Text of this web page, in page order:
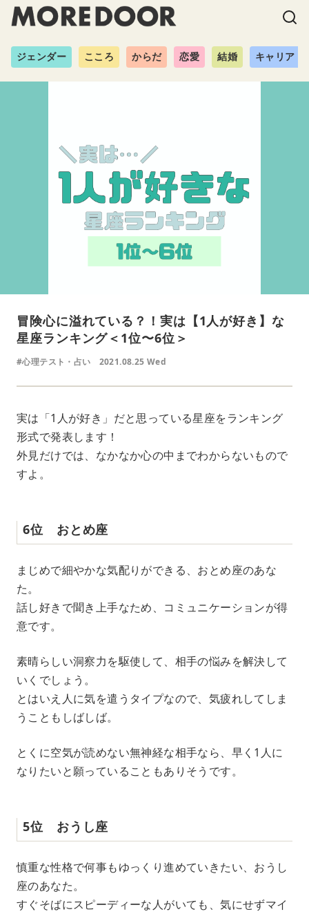
ジェンダー こころ からだ 恋愛 結婚 キャリア
冒険心に溢れている？！実は【1人が好き】な
星座ランキング＜1位〜6位＞
#心理テスト・占い 2021.08.25 Wed
実は「1人が好き」だと思っている星座をランキング
形式で発表します！
外見だけでは、なかなか心の中までわからないもので
すよ。
6位 おとめ座
まじめで細やかな気配りができる、おとめ座のあな
た。
話し好きで聞き上手なため、コミュニケーションが得
意です。
素晴らしい洞察力を駆使して、相手の悩みを解決して
いくでしょう。
とはいえ人に気を遣うタイプなので、気疲れしてしま
うこともしばしば。
とくに空気が読めない無神経な相手なら、早く1人に
なりたいと願っていることもありそうです。
5位 おうし座
慎重な性格で何事もゆっくり進めていきたい、おうし
座のあなた。
すぐそばにスピーディーな人がいても、気にせずマイ